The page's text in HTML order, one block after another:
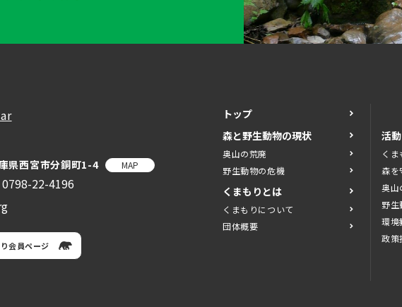
県西宮市分銅町1-4 MAP
0798-22-4196
会員ページ
トップ
森と野生動物の現状
奥山の荒廃
野生動物の危機
くまもりとは
くまもりについて
団体概要
活
く
森を
奥山
野生
環境
政策